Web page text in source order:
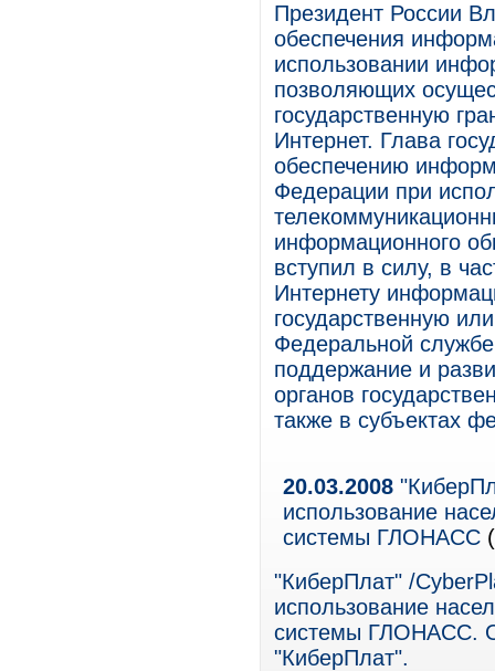
Президент России
обеспечения
использовании
позволяющих
государственную
Интернет. Глава
обеспечению
Федерации при
информационного
вступил в силу, в
Интернету
государственную
Федеральной
поддержание и
органов
также в субъектах
20.03.2008
использование
системы ГЛОНАСС
"КиберПлат" /
использование
системы ГЛОНАСС.
"КиберПлат".